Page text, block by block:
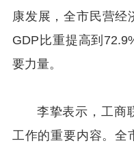
康发展，全市民营经
GDP比重提高到
要力量。
李挚表示，工商
工作的重要内容。全